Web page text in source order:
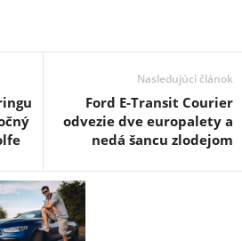
Nasledujúci článok
Ford E-Transit Courier
odvezie dve europalety a
nedá šancu zlodejom